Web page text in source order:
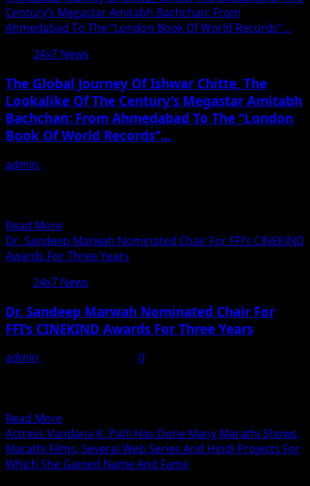
Camera
about
Dr.
Chouhan
Organized
The
7th
Bollywood
Century’s Megastar Amitabh Bachchan: From
Ahmedabad To The “London Book Of World Records”…
24x7 News
The Global Journey Of Ishwar Chitte, The
Lookalike Of The Century’s Megastar Amitabh
Bachchan: From Ahmedabad To The “London
Book Of World Records”…
admin
Read MoreRead
more
about
Global
Of
Ishwar
Century’s
Megastar
Amitabh
Bachchan:
Dr. Sandeep Marwah Nominated Chair For FFI’s CINEKIND
Awards For Three Years
24x7 News
Dr. Sandeep Marwah Nominated Chair For
FFI’s CINEKIND Awards For Three Years
admin
0
Read MoreRead
more
about
Dr.
Actress Vandana K. Patil Has Done Many Marathi Shows,
Marathi Films, Several Web Series And Hindi Projects For
Which She Gained Name And Fame